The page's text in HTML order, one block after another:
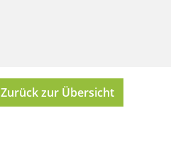
Zurück zur Übersicht